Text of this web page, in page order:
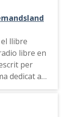
llibre
libre en
per
dedicat a
llibre a
i l'autor